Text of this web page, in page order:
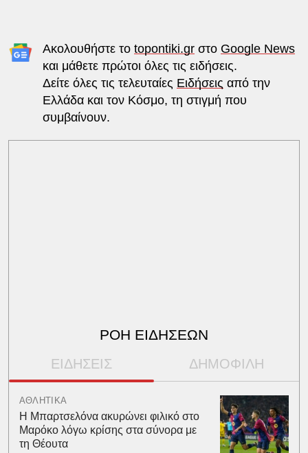
Ακολουθήστε το topontiki.grστο Google News
και μάθετε πρώτοι όλες τις ειδήσεις.
Δείτε όλες τις τελευταίες Ειδήσεις από την
Ελλάδα και τον Κόσμο, τη στιγμή που
συμβαίνουν.
ΡΟΗ ΕΙΔΗΣΕΩΝ
ΕΙΔΗΣΕΙΣ ΔΗΜΟΦΙΛΗ
ΑΘΛΗΤΙΚΑ
Η Μπαρτσελόνα ακυρώνει φιλικό στο
Μαρόκο λόγω κρίσης στα σύνορα με
τη Θέουτα